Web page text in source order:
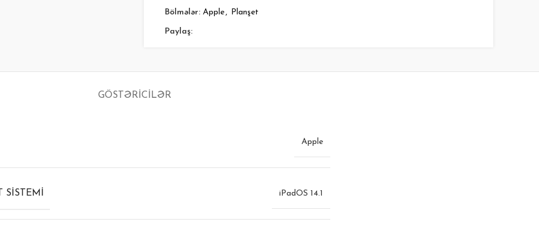
Bölmələr: Apple , Planşet
Paylaş:
GÖSTƏRICILƏR
Apple
SISTEMI iPadOS 14.1